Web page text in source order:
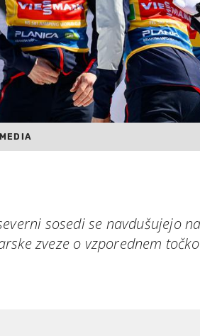
sosedi se navdušujejo
zveze o vzporednem